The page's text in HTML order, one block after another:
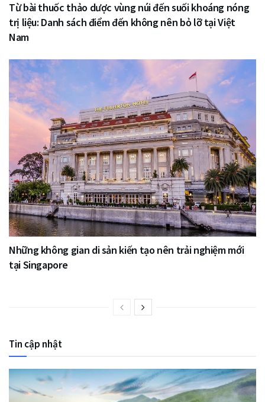
Từ bài thuốc thảo dược vùng núi đến suối khoáng nóng
trị liệu: Danh sách điểm đến không nên bỏ lỡ tại Việt
Nam
Những không gian di sản kiến tạo nên trải nghiệm mới
tại Singapore
Tin cập nhật